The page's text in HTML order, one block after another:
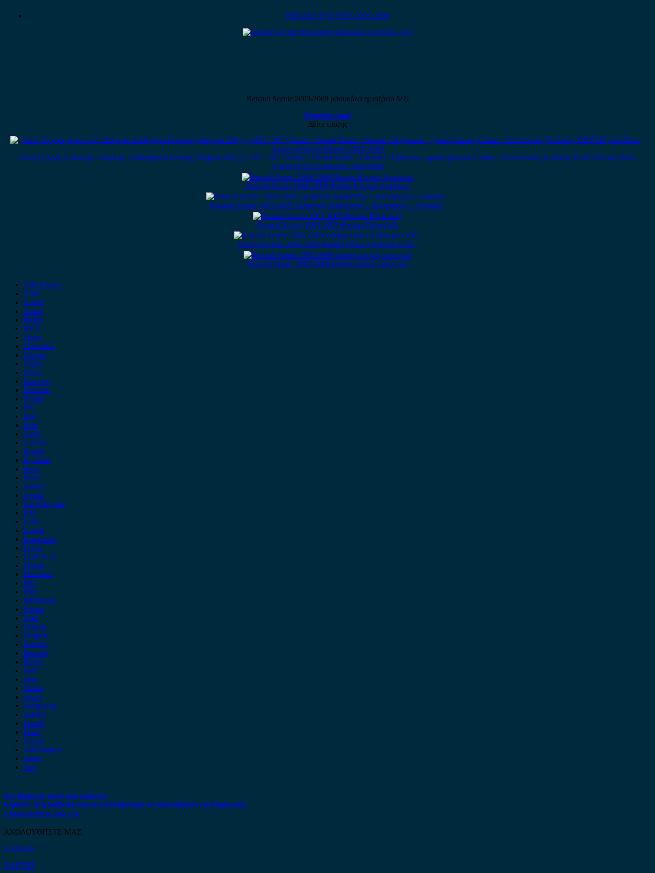
RENAULT SCENIC 2003-2009
Renault Scenic 2003-2009 μπουκάλα ημιαξόνιο δεξί
Ρωτήστε τιμή
Δείτε επίσης
Ζώνη Εμπρός Αριστερή / Δεξιά με Αισθητήρα Κρούσης Peugeot 206 (+) / 407 / 307 / Scenic / Grand Scenic / Citroen C4 (picasso – grand picasso) Cactus / Aircross και (Κωδικός: B507743) και Πίσω
Αριστερή/Δεξια Megane 2002-2008
Renault Scenic 2006-2009 Φανάρι Εμπρός Αριστερό
Renault Scenic 2003-2009 Αριστερός Καθρέπτης – Ηλεκτρικός – Ανθρακί .
Renault Scenic 2003-2005 Φανάρι Πίσω Δεξί
Renault Scenic 2006-2009 Φανάρι Πίσω Αριστερό LED ,
Renault Scenic 2003-2006 φανάρι εμπρός αριστερό
Alfa Romeo
Audi
Austin
Acura
BMW
BYD
Chery
Chevrolet
Citroen
Cupra
Dacia
Daewoo
Daihatsu
Dodge
DS
Fiat
Ford
Geely
Gonow
Honda
Hyundai
Isuzu
iveco
Jaecoo
Jaguar
Jeep Chrysler
KIA
Lada
Lancia
Leapmotor
Lexus
Lynk & co
Mazda
Mercedes
MG
Mini
Mitsubishi
Nissan
Opel
Omoda
Peugeot
Porsche
Renault
Rover
Saab
Seat
Skoda
Smart
ssangyong
Subaru
Suzuki
Tesla
Toyota
Volkswagen
Volvo
Xev
Δεν βρήκατε αυτό που ψάχνετε;
Είμαστε στη διάθεση σας να απαντήσουμε σε οποιαδήποτε ερώτηση σας.
Επικοινωνήστε μαζί μας
ΑΚΟΛΟΥΘΗΣΤΕ ΜΑΣ
Facebook
ΧΑΡΤΗΣ